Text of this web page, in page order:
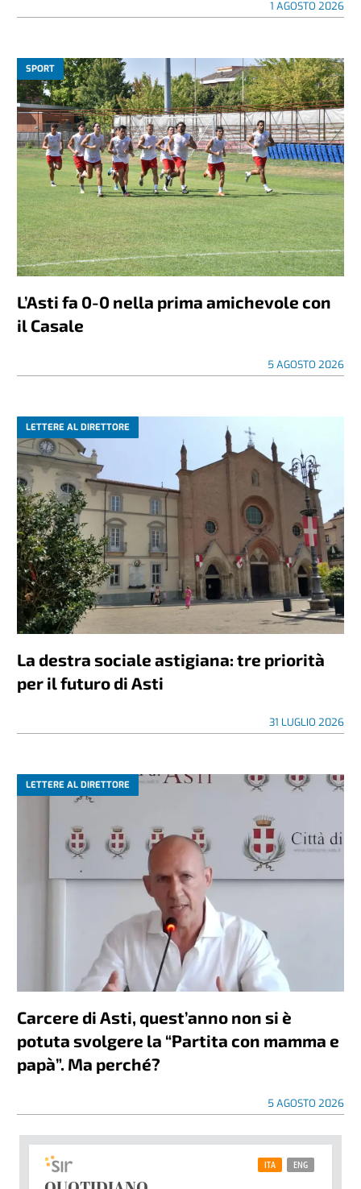
1 AGOSTO 2026
SPORT
L’Asti fa 0-0 nella prima amichevole con
il Casale
5 AGOSTO 2026
LETTERE AL DIRETTORE
La destra sociale astigiana: tre priorità
per il futuro di Asti
31 LUGLIO 2026
LETTERE AL DIRETTORE
Carcere di Asti, quest’anno non si è
potuta svolgere la “Partita con mamma e
papà”. Ma perché?
5 AGOSTO 2026